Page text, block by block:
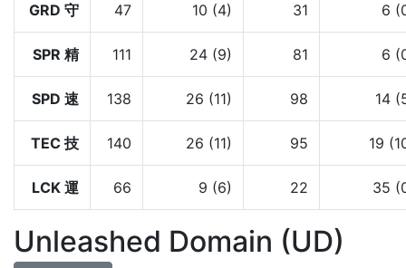
GRD 守 47 10 (4) 31 6
SPR 精 111 24 (9) 81 6
SPD 速 138 26 (11) 98 14
TEC 技 140 26 (11) 95 19
LCK 運 66 9 (6) 22 35
Unleashed Domain (UD)